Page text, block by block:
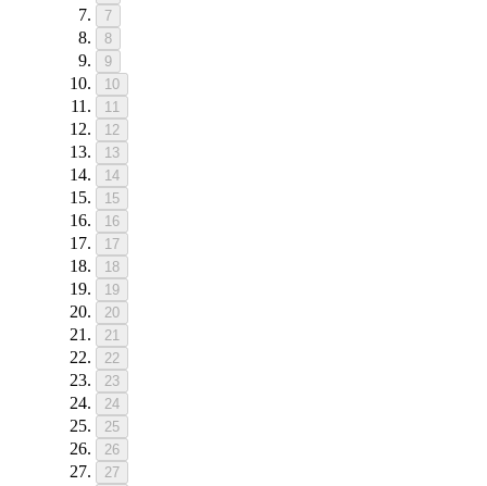
7
8
9
10
11
12
13
14
15
16
17
18
19
20
21
22
23
24
25
26
27